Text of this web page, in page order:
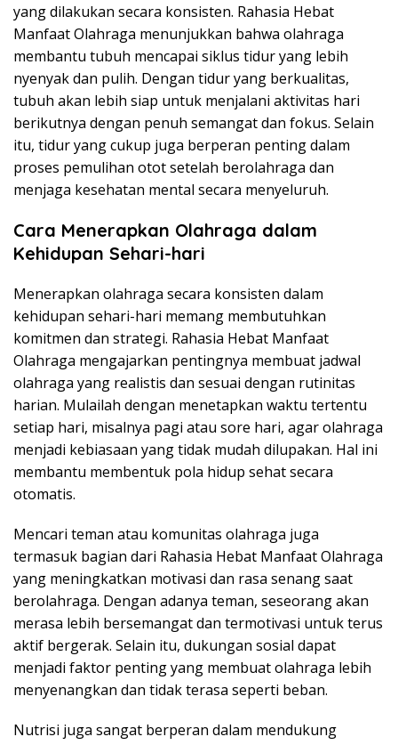
yang dilakukan secara konsisten. Rahasia Hebat
Manfaat Olahraga menunjukkan bahwa olahraga
membantu tubuh mencapai siklus tidur yang lebih
nyenyak dan pulih. Dengan tidur yang berkualitas,
tubuh akan lebih siap untuk menjalani aktivitas hari
berikutnya dengan penuh semangat dan fokus. Selain
itu, tidur yang cukup juga berperan penting dalam
proses pemulihan otot setelah berolahraga dan
menjaga kesehatan mental secara menyeluruh.
Cara Menerapkan Olahraga dalam
Kehidupan Sehari-hari
Menerapkan olahraga secara konsisten dalam
kehidupan sehari-hari memang membutuhkan
komitmen dan strategi. Rahasia Hebat Manfaat
Olahraga mengajarkan pentingnya membuat jadwal
olahraga yang realistis dan sesuai dengan rutinitas
harian. Mulailah dengan menetapkan waktu tertentu
setiap hari, misalnya pagi atau sore hari, agar olahraga
menjadi kebiasaan yang tidak mudah dilupakan. Hal ini
membantu membentuk pola hidup sehat secara
otomatis.
Mencari teman atau komunitas olahraga juga
termasuk bagian dari Rahasia Hebat Manfaat Olahraga
yang meningkatkan motivasi dan rasa senang saat
berolahraga. Dengan adanya teman, seseorang akan
merasa lebih bersemangat dan termotivasi untuk terus
aktif bergerak. Selain itu, dukungan sosial dapat
menjadi faktor penting yang membuat olahraga lebih
menyenangkan dan tidak terasa seperti beban.
Nutrisi juga sangat berperan dalam mendukung